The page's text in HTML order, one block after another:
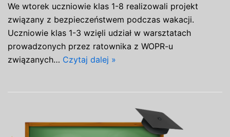
We wtorek uczniowie klas 1-8 realizowali projekt
związany z bezpieczeństwem podczas wakacji.
Uczniowie klas 1-3 wzięli udział w warsztatach
prowadzonych przez ratownika z WOPR-u
związanych… Czytaj dalej »